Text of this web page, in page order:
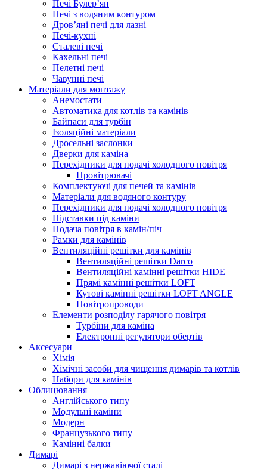
Печі Булер’ян
Печі з водяним контуром
Дров’яні печі для лазні
Печі-кухні
Сталеві печі
Кахельні печі
Пелетні печі
Чавунні печі
Матеріали для монтажу
Анемостати
Автоматика для котлів та камінів
Байпаси для турбін
Ізоляційні матеріали
Дросельні заслонки
Дверки для каміна
Перехідники для подачі холодного повітря
Провітрювачі
Комплектуючі для печей та камінів
Матеріали для водяного контуру
Перехідники для подачі холодного повітря
Підставки під каміни
Подача повітря в камін/піч
Рамки для камінів
Вентиляційні решітки для камінів
Вентиляційні решітки Darco
Вентиляційні камінні решітки HIDE
Прямі камінні решітки LOFT
Кутові камінні решітки LOFT ANGLE
Повітропроводи
Елементи розподілу гарячого повітря
Турбіни для каміна
Електронні регулятори обертів
Аксесуари
Хімія
Хімічні засоби для чищення димарів та котлів
Набори для камінів
Облицювання
Англійського типу
Модульні каміни
Модерн
Французького типу
Камінні балки
Димарі
Димарі з нержавіючої сталі